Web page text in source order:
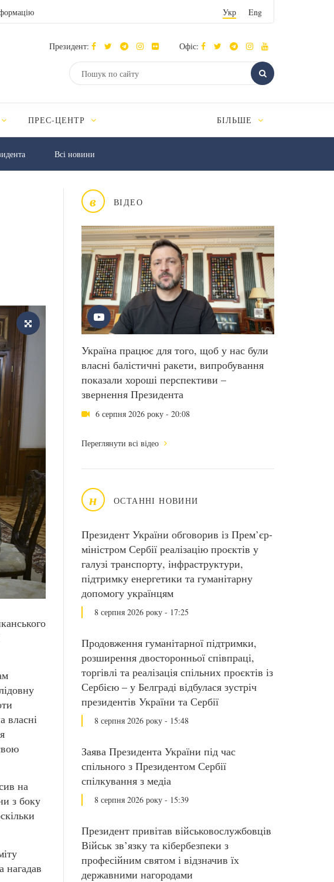
Укр Eng
Президент: Офіс:
ПРЕС-ЦЕНТР БІЛЬШЕ
Всі новини
в ВІДЕО
Україна працює для того, щоб у нас були
власні балістичні ракети, випробування
показали хороші перспективи –
звернення Президента
6 серпня 2026 року - 20:08
Переглянути всі відео
н ОСТАННІ НОВИНИ
Президент України обговорив із Прем’єр-
міністром Сербії реалізацію проєктів у
галузі транспорту, інфраструктури,
підтримку енергетики та гуманітарну
допомогу українцям
8 серпня 2026 року - 17:25
Продовження гуманітарної підтримки,
розширення двосторонньої співпраці,
торгівлі та реалізація спільних проєктів із
Сербією – у Белграді відбулася зустріч
президентів України та Сербії
8 серпня 2026 року - 15:48
Заява Президента України під час
спільного з Президентом Сербії
спілкування з медіа
8 серпня 2026 року - 15:39
Президент привітав військовослужбовців
Військ зв’язку та кібербезпеки з
професійним святом і відзначив їх
державними нагородами
власні
на
з боку
нагадав